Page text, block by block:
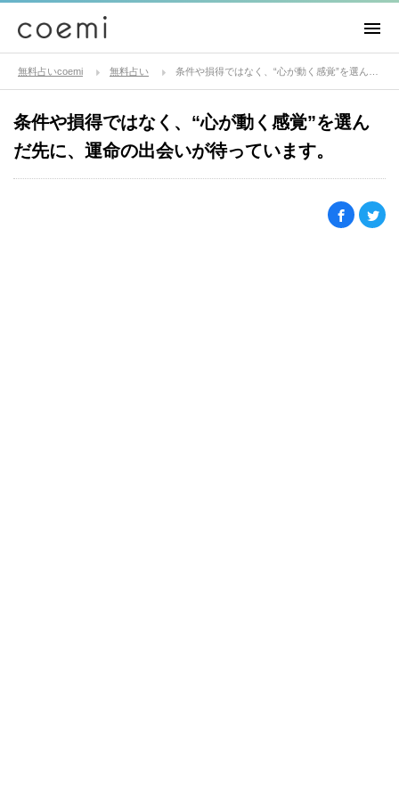
無料占いcoemi 無料占い
条件や損得ではなく、“心が動く感覚”を選ん
だ先に、運命の出会いが待っています。